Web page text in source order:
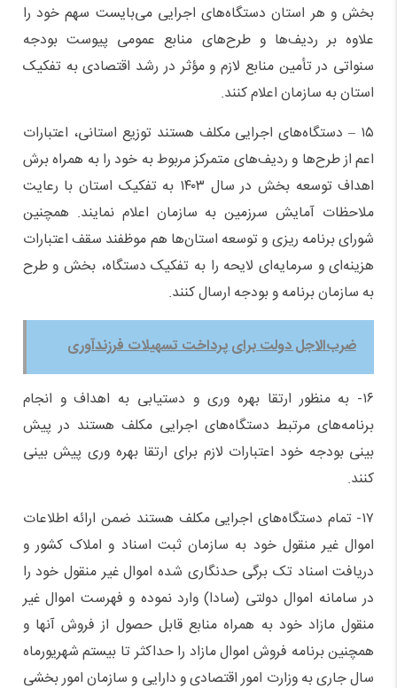
بخش و هر استان دستگاه‌های اجرایی می‌بایست سهم خود را
علاوه بر ردیف‌ها و طرح‌های منابع عمومی پیوست بودجه
سنواتی در تأمین منابع لازم و مؤثر در رشد اقتصادی به تفکیک
استان به سازمان اعلام کنند.
۱۵ – دستگاه‌های اجرایی مکلف هستند توزیع استانی، اعتبارات
اعم از طرح‌ها و ردیف‌های متمرکز مربوط به خود را به همراه برش
اهداف توسعه بخش در سال ۱۴۰۳ به تفکیک استان با رعایت
ملاحظات آمایش سرزمین به سازمان اعلام نمایند. همچنین
شورای برنامه ریزی و توسعه استان‌ها هم موظفند سقف اعتبارات
هزینه‌ای و سرمایه‌ای لایحه را به تفکیک دستگاه، بخش و طرح
به سازمان برنامه و بودجه ارسال کنند.
ضرب‌الاجل دولت برای پرداخت تسهیلات فرزندآوری
۱۶- به منظور ارتقا بهره وری و دستیابی به اهداف و انجام
برنامه‌های مرتبط دستگاه‌های اجرایی مکلف هستند در پیش
بینی بودجه خود اعتبارات لازم برای ارتقا بهره وری پیش بینی
کنند.
۱۷- تمام دستگاه‌های اجرایی مکلف هستند ضمن ارائه اطلاعات
اموال غیر منقول خود به سازمان ثبت اسناد و املاک کشور و
دریافت اسناد تک برگی حدنگاری شده اموال غیر منقول خود را
در سامانه اموال دولتی (سادا) وارد نموده و فهرست اموال غیر
منقول مازاد خود به همراه منابع قابل حصول از فروش آنها و
همچنین برنامه فروش اموال مازاد را حداکثر تا بیستم شهریورماه
سال جاری به وزارت امور اقتصادی و دارایی و سازمان امور بخشی